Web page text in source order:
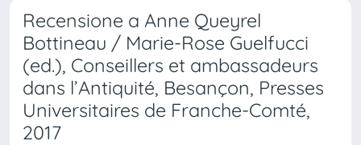
Recensione a Anne Queyrel
Bottineau / Marie-Rose Guelfucci
(ed.), Conseillers et ambassadeurs
dans l’Antiquité, Besançon, Presses
Universitaires de Franche-Comté,
2017